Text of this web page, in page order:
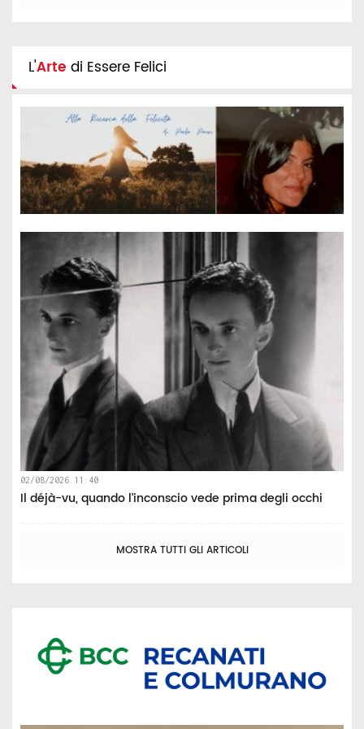
L'Arte di Essere Felici
02/08/2026 11:40
Il déjà-vu, quando l’inconscio vede prima degli occhi
MOSTRA TUTTI GLI ARTICOLI